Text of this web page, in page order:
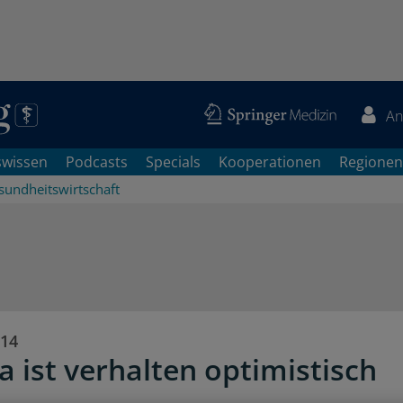
Podcasts Specials Kooperationen Regionen
ist verhalten optimistisch